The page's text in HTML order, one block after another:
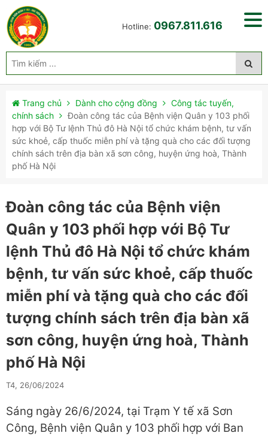
Hotline: 0967.811.616
Trang chủ Dành cho cộng đồng
Công tác tuyến,
chính sách
Đoàn công tác của Bệnh viện Quân y 103 phối
hợp với Bộ Tư lệnh Thủ đô Hà Nội tổ chức khám bệnh, tư vấn
sức khoẻ, cấp thuốc miễn phí và tặng quà cho các đối tượng
chính sách trên địa bàn xã sơn công, huyện ứng hoà, Thành
phố Hà Nội
Đoàn công tác của Bệnh viện
Quân y 103 phối hợp với Bộ Tư
lệnh Thủ đô Hà Nội tổ chức khám
bệnh, tư vấn sức khoẻ, cấp thuốc
miễn phí và tặng quà cho các đối
tượng chính sách trên địa bàn xã
sơn công, huyện ứng hoà, Thành
phố Hà Nội
T4, 26/06/2024
Sáng ngày 26/6/2024, tại Trạm Y tế xã Sơn
Công, Bệnh viện Quân y 103 phối hợp với Ban